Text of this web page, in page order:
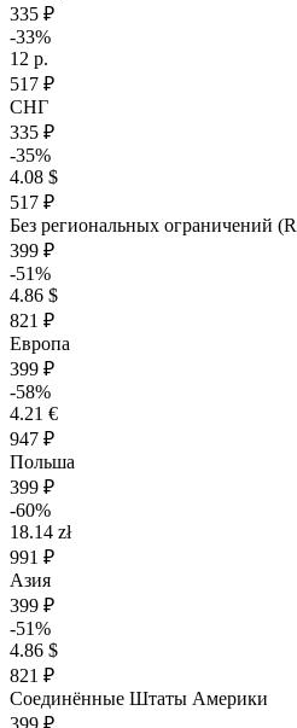
335 ₽
-33%
12 р.
517 ₽
СНГ
335 ₽
-35%
4.08 $
517 ₽
Без региональных ограничений
399 ₽
-51%
4.86 $
821 ₽
Европа
399 ₽
-58%
4.21 €
947 ₽
Польша
399 ₽
-60%
18.14 zł
991 ₽
Азия
399 ₽
-51%
4.86 $
821 ₽
Соединённые Штаты Америки
399 ₽